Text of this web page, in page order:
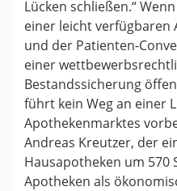
Lücken schließen.“
einer leicht
und der Patienten-
einer
Bestandssicherung
führt kein Weg an einer
Apothekenmarktes
Andreas Kreutzer, der
Hausapotheken um
Apotheken als